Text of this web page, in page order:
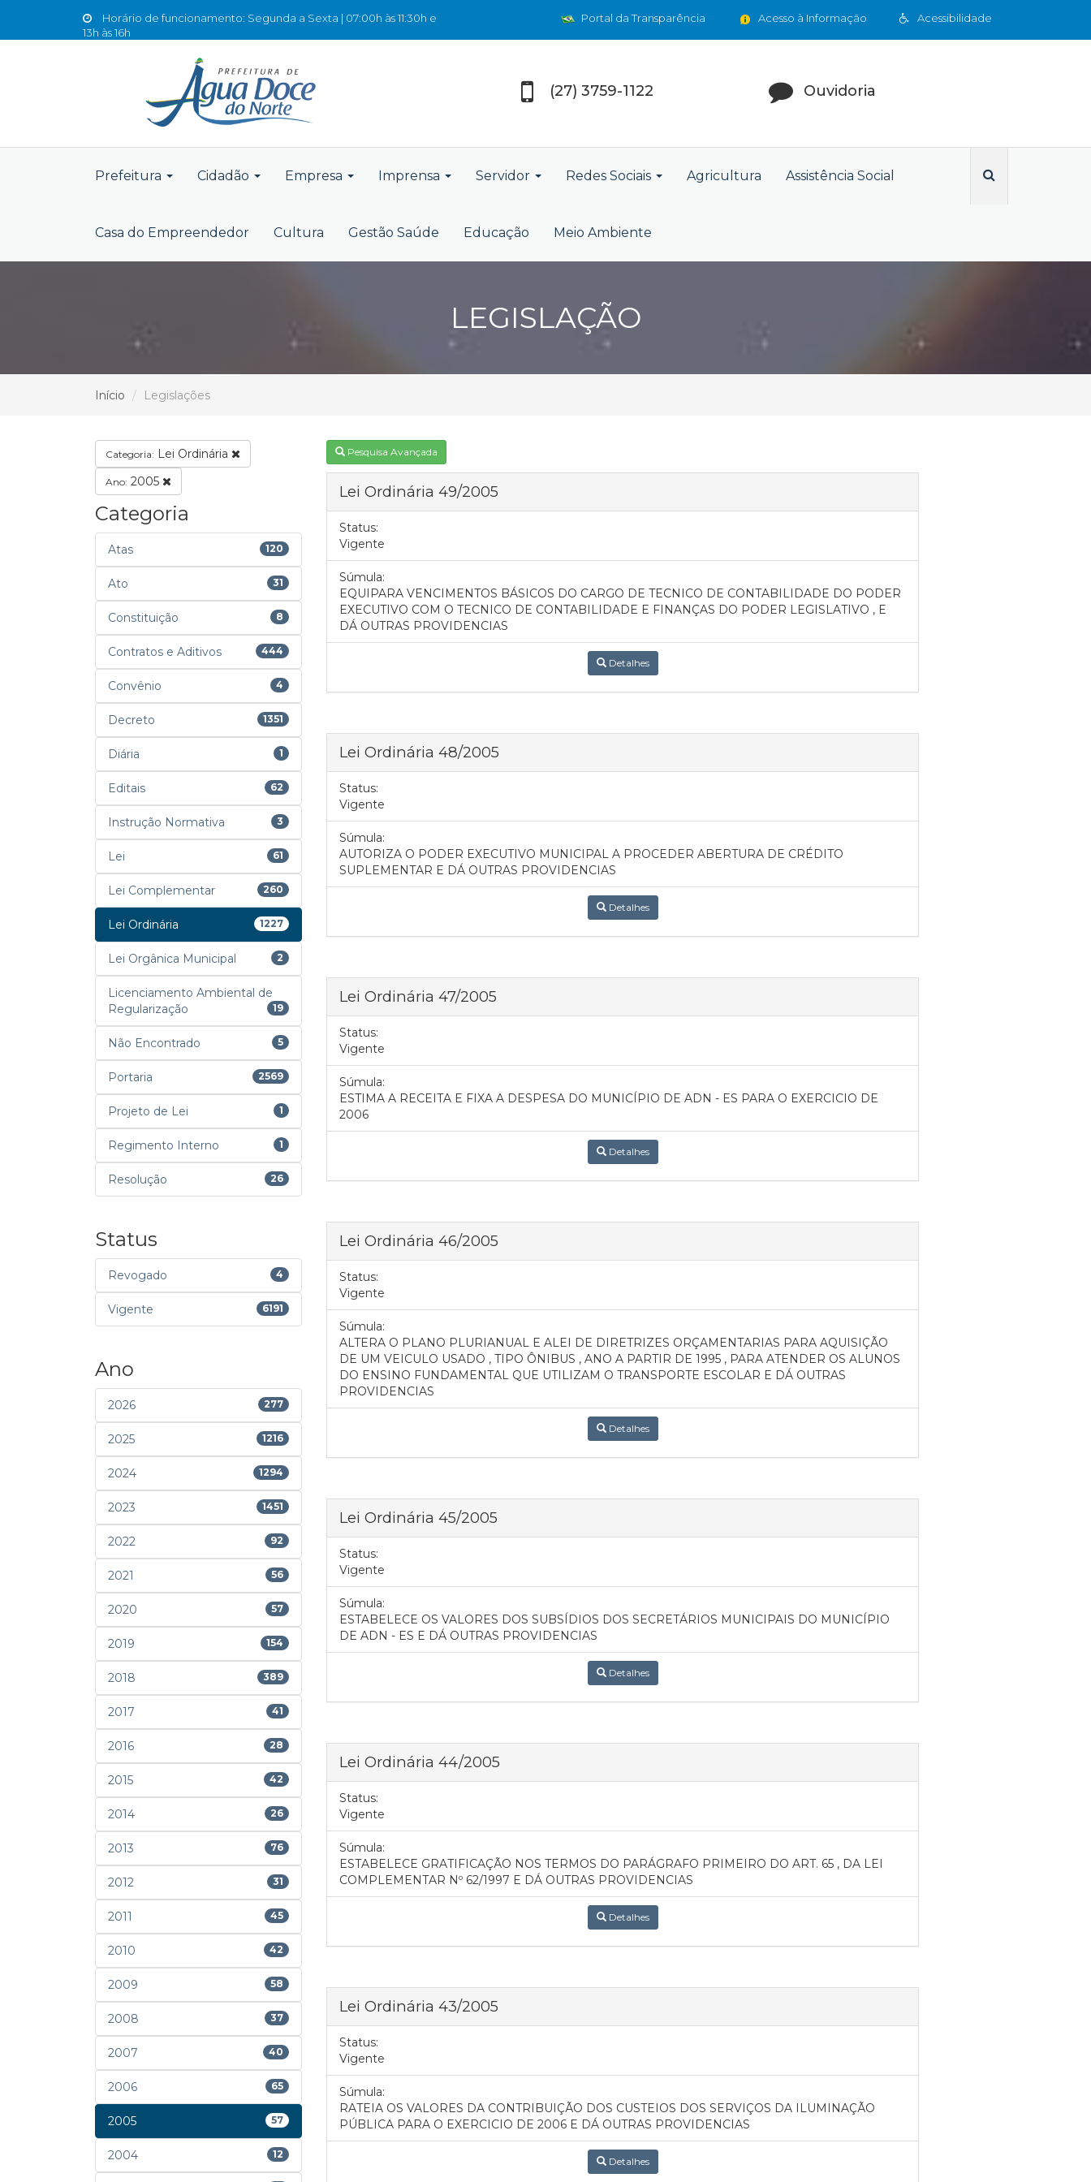
Horário de funcionamento: Segunda a Sexta | 07:00h às 11:30h e
13h às 16h
Acessibilidade
Acesso à Informação
Portal da Transparência
(27) 3759-1122 Ouvidoria
Prefeitura Cidadão Empresa Imprensa Servidor Redes Sociais Agricultura Assistência Social
Casa do Empreendedor Cultura Gestão Saúde Educação Meio Ambiente
LEGISLAÇÃO
Início Legislações
Categoria: Lei Ordinária
Ano: 2005
Categoria
Atas 120
Ato 31
Constituição 8
Contratos e Aditivos 444
Convênio 4
Decreto 1351
Diária 1
Editais 62
Instrução Normativa 3
Lei 61
Lei Complementar 260
Lei Ordinária 1227
Lei Orgânica Municipal 2
Licenciamento Ambiental de
Regularização
19
Não Encontrado 5
Portaria 2569
Projeto de Lei 1
Regimento Interno 1
Resolução 26
Status
Revogado 4
Vigente 6191
Ano
2026 277
2025 1216
2024 1294
2023 1451
2022 92
2021 56
2020 57
2019 154
2018 389
2017 41
2016 28
2015 42
2014 26
2013 76
2012 31
2011 45
2010 42
2009 58
2008 37
2007 40
2006 65
2005 57
2004 12
Pesquisa Avançada
Lei Ordinária 49/2005
Status:
Vigente
Súmula:
EQUIPARA VENCIMENTOS BÁSICOS DO CARGO DE TECNICO DE CONTABILIDADE DO PODER
EXECUTIVO COM O TECNICO DE CONTABILIDADE E FINANÇAS DO PODER LEGISLATIVO , E
DÁ OUTRAS PROVIDENCIAS
Detalhes
Lei Ordinária 48/2005
Status:
Vigente
Súmula:
AUTORIZA O PODER EXECUTIVO MUNICIPAL A PROCEDER ABERTURA DE CRÉDITO
SUPLEMENTAR E DÁ OUTRAS PROVIDENCIAS
Detalhes
Lei Ordinária 47/2005
Status:
Vigente
Súmula:
ESTIMA A RECEITA E FIXA A DESPESA DO MUNICÍPIO DE ADN - ES PARA O EXERCICIO DE
2006
Detalhes
Lei Ordinária 46/2005
Status:
Vigente
Súmula:
ALTERA O PLANO PLURIANUAL E ALEI DE DIRETRIZES ORÇAMENTARIAS PARA AQUISIÇÃO
DE UM VEICULO USADO , TIPO ÔNIBUS , ANO A PARTIR DE 1995 , PARA ATENDER OS ALUNOS
DO ENSINO FUNDAMENTAL QUE UTILIZAM O TRANSPORTE ESCOLAR E DÁ OUTRAS
PROVIDENCIAS
Detalhes
Lei Ordinária 45/2005
Status:
Vigente
Súmula:
ESTABELECE OS VALORES DOS SUBSÍDIOS DOS SECRETÁRIOS MUNICIPAIS DO MUNICÍPIO
DE ADN - ES E DÁ OUTRAS PROVIDENCIAS
Detalhes
Lei Ordinária 44/2005
Status:
Vigente
Súmula:
ESTABELECE GRATIFICAÇÃO NOS TERMOS DO PARÁGRAFO PRIMEIRO DO ART. 65 , DA LEI
COMPLEMENTAR Nº 62/1997 E DÁ OUTRAS PROVIDENCIAS
Detalhes
Lei Ordinária 43/2005
Status:
Vigente
Súmula:
RATEIA OS VALORES DA CONTRIBUIÇÃO DOS CUSTEIOS DOS SERVIÇOS DA ILUMINAÇÃO
PÚBLICA PARA O EXERCICIO DE 2006 E DÁ OUTRAS PROVIDENCIAS
Detalhes